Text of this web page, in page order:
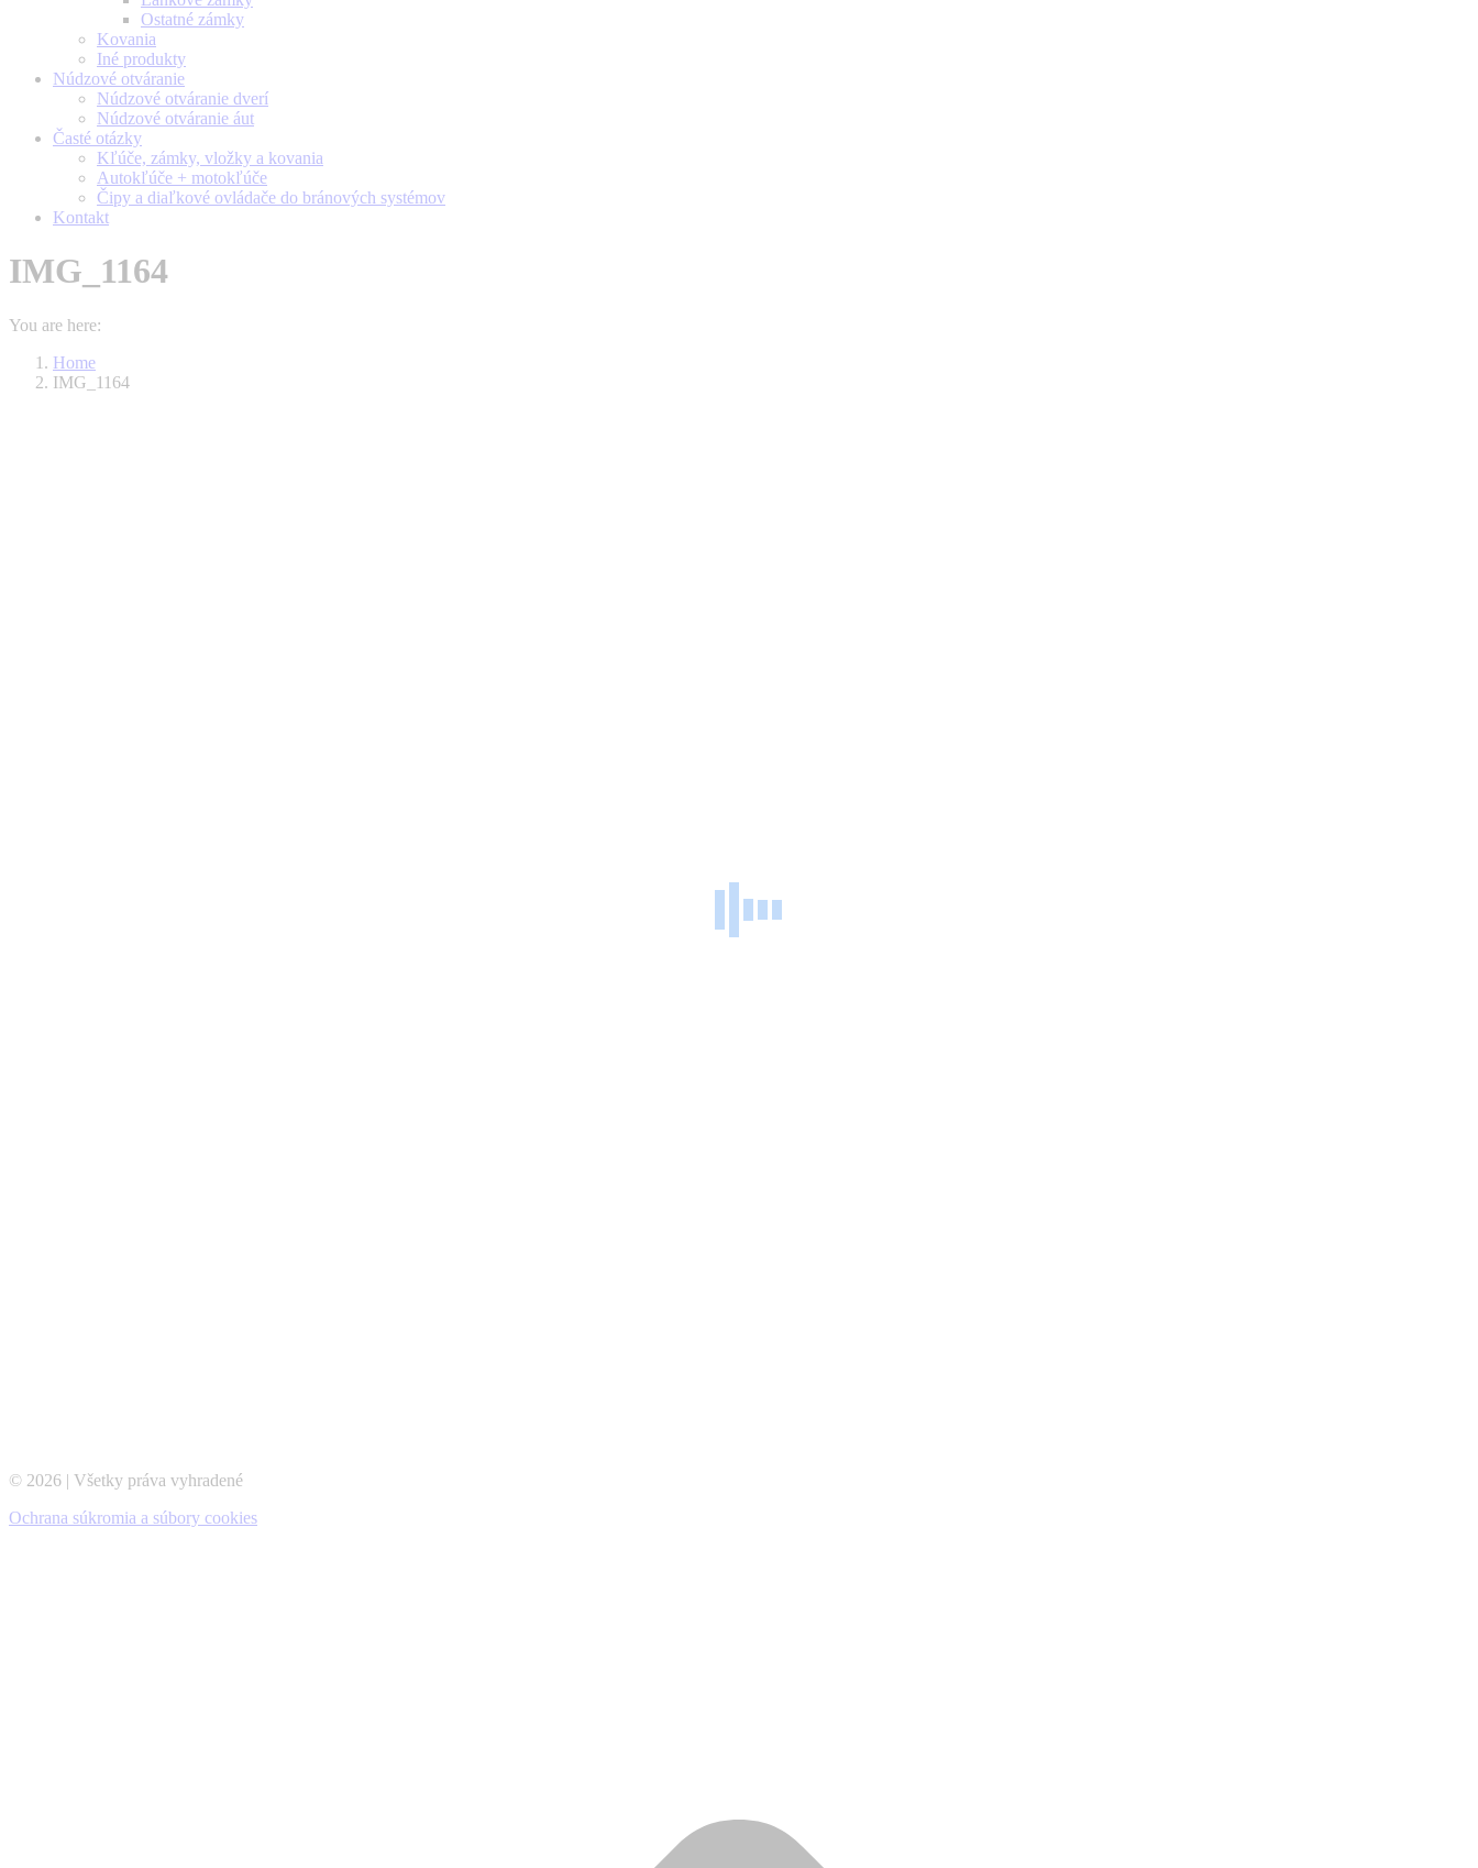
Ostatné zámky
Kovania
Iné produkty
Núdzové otváranie
Núdzové otváranie dverí
Núdzové otváranie áut
Časté otázky
Kľúče, zámky, vložky a kovania
Autokľúče + motokľúče
Čipy a diaľkové ovládače do bránových systémov
Kontakt
IMG_1164
You are here:
Home
IMG_1164
© 2026 | Všetky práva vyhradené
Ochrana súkromia a súbory cookies